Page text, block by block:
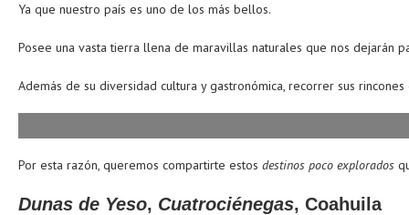
Ya que nuestro país es uno de los más bellos.
Posee una vasta tierra llena de maravillas naturales que nos dejarán
Además de su diversidad cultura y gastronómica, recorrer sus
Por esta razón, queremos compartirte estos destinos poco explorados
Dunas de Yeso, Cuatrociénegas, Coahuila